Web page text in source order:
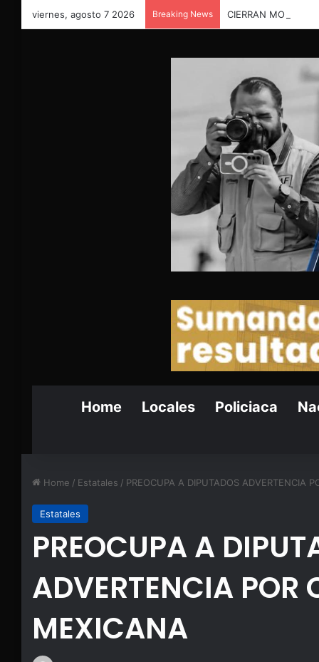
viernes, agosto 7 2026 Breaking News
Home Locales Policiaca
Home / Estatales / PREOCUPA A DIPUTADOS ADVERTENCIA
Estatales
PREOCUPA A
ADVERTENCIA POR
MEXICANA